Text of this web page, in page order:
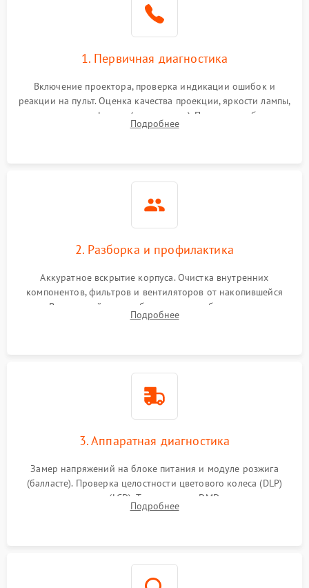
1. Первичная диагностика
Включение проектора, проверка индикации ошибок и
реакции на пульт. Оценка качества проекции, яркости лампы,
наличия артефактов (точки, пятна). Проверка работы
системы охлаждения по уровню шума вентиляторов.
Подробнее
2. Разборка и профилактика
Аккуратное вскрытие корпуса. Очистка внутренних
компонентов, фильтров и вентиляторов от накопившейся
пыли. Визуальный осмотр блока питания, балласта лампы и
материнской платы на наличие прогаров или вздутых
Подробнее
3. Аппаратная диагностика
Замер напряжений на блоке питания и модуле розжига
(балласте). Проверка целостности цветового колеса (DLP)
или поляризаторов (LCD). Тестирование DMD-чипа, датчиков
температуры и оптопар с помощью мультиметра и
Подробнее